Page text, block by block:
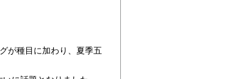
が種目に加わり、夏季五